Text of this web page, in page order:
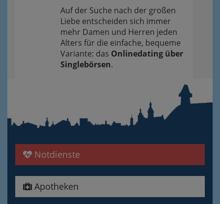
Auf der Suche nach der großen
Liebe entscheiden sich immer
mehr Damen und Herren jeden
Alters für die einfache, bequeme
Variante: das Onlinedating über
Singlebörsen.
Notdienste
Apotheken